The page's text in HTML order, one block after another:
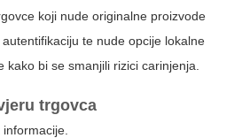
koji nude originalne proizvode
te nude opcije lokalne
bi se smanjili rizici carinjenja.
trgovca